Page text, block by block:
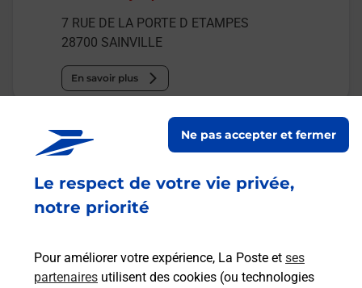
Le respect de votre vie privée,
notre priorité
Pour améliorer votre expérience, La Poste et ses
partenaires utilisent des cookies (ou technologies
Ne pas accepter et fermer
7 RUE DE LA PORTE D ETAMPES
28700 SAINVILLE
En savoir plus
Malin !
La Poste
en ligne